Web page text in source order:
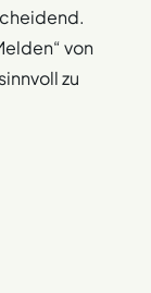
von
sinnvoll zu